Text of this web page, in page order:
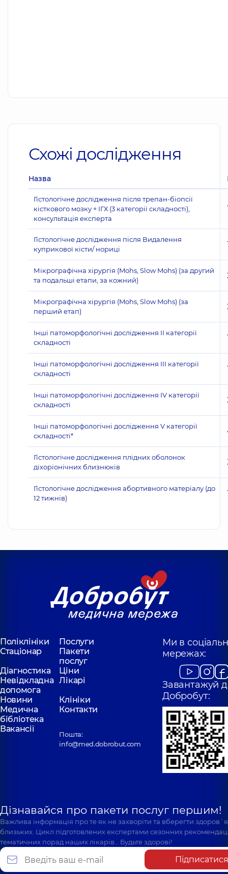
Схожі дослідження
Назва
Гістологічне дослідження після трепан-біопсії
кісткового мозку + ІГХ (3 категорії складності),
консультація експерта
Гістологічне дослідження після Видалення
куприкової кісти/ нориці
Мікрографічна хірургія (Mohs, Slow Mohs) (за другий
та подальші етапи, за кожний)
Мікрографічна хірургія (Mohs, Slow Mohs) (за
перший етап)
Інші патоморфологічні дослідження II категорії
складності
Інші патоморфологічні дослідження III категорії
складності
Інші патоморфологічні дослідження IV категорії
складності
Інші патоморфологічні дослідження V категорії
складності*
Гістологічне дослідження плідних оболонок
діхоріонічних близнюків
Гістологічне дослідження абортивного матеріалу (до
12 тижнів)
Поліклініки
Послуги
Стаціонар
Пакети
послуг
Діагностика
Ціни
Невідкладна
допомога
Лікарі
Новини
Клініки
Медична
бібліотека
Контакти
Вакансії
Пошта:
info@med.dobrobut.com
Ми в
мережах:
Завантажуй
Добробут:
Дізнавайся про пакети послуг першим!
Важлива інформація про те як не захворіти та вберегти
близьких. Цикл підготовлених експертами сезонних
тематичних порад наших лікарів… Будьте здорові!
Підписатися